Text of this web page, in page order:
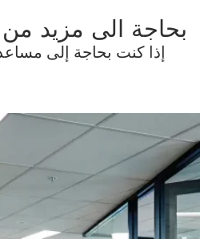
بحاجة الى مزيد من
إذا كنت بحاجة إلى